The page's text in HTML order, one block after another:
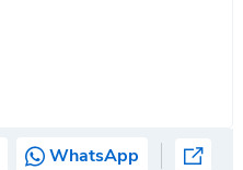
WhatsApp